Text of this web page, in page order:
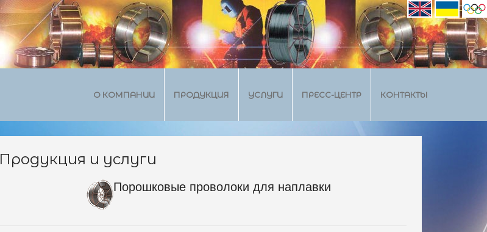
О КОМПАНИИ ПРОДУКЦИЯ УСЛУГИ ПРЕСС-ЦЕНТР КОНТАКТЫ
Продукция и услуги
Порошковые проволоки для наплавки